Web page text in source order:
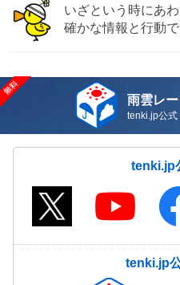
いざという時にあ
確かな情報と行動
雨雲レー
tenki.jp公
tenki.jp
tenki.jp